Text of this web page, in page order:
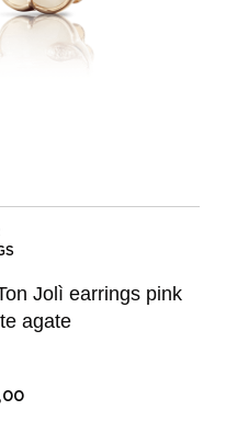
Jolì earrings pink
agate